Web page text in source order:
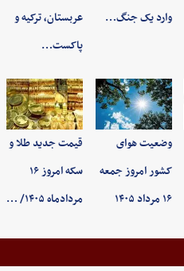
وارد یک جنگ…
عربستان، ترکیه و
پاکست…
وضعیت هوای
کشور امروز جمعه
۱۶ مرداد ۱۴۰۵
قیمت جدید طلا و
سکه امروز ۱۶
مردادماه ۱۴۰۵/ …